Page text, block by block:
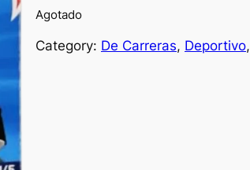
Agotado
Category: De Carreras, Deportivo,